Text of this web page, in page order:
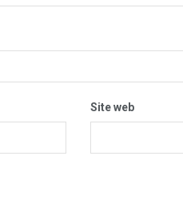
Site web